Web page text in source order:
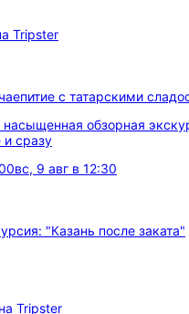
с татарскими
обзорная
и сразу
вс, 9 авг в 12:30